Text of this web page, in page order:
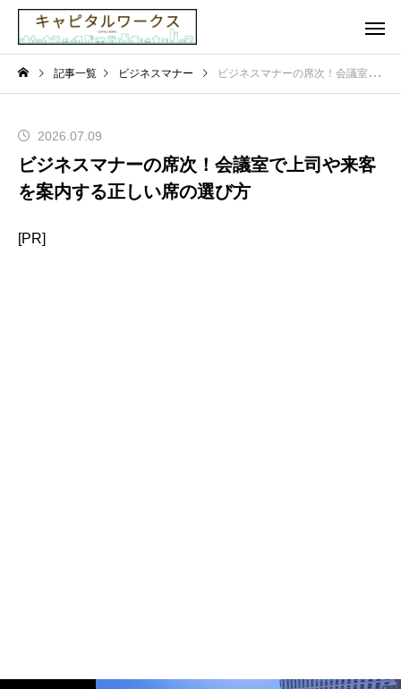
記事一覧 ビジネスマナー ビジネスマナーの席次！会議室で上司や来客を案内する正しい席の選び方
2026.07.09
ビジネスマナーの席次！会議室で上司や来客
を案内する正しい席の選び方
[PR]